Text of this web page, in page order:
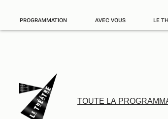
PROGRAMMATION AVEC VOUS LE
TOUTE LA